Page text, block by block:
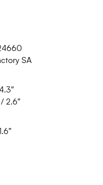
SA
2.6″